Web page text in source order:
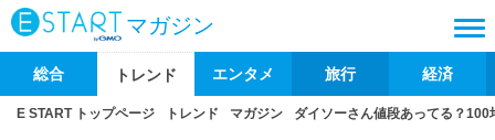
マガジン
総合 トレンド エンタメ 旅行 経済
E START トップページ トレンド マガジン ダイソーさん値段あってる？